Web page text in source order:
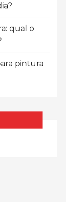
qual o
pintura